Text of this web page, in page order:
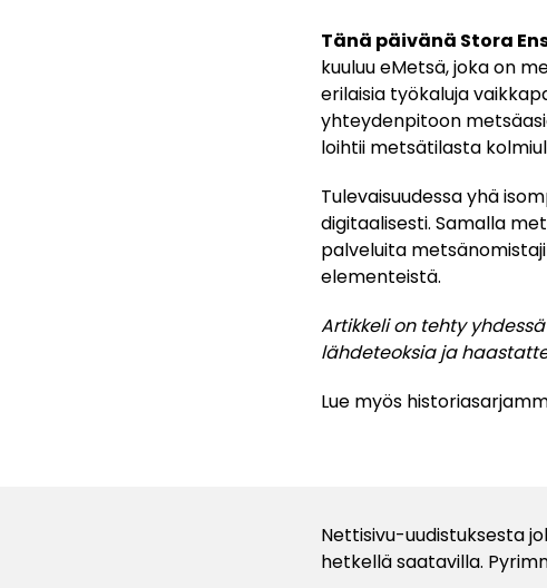
Tänä päivänä Stora
kuuluu eMetsä, joka on
erilaisia työkaluja
yhteydenpitoon
loihtii metsätilasta
Tulevaisuudessa yhä
digitaalisesti. Samalla
palveluita
elementeistä.
Artikkeli on tehty
lähdeteoksia ja
Lue myös
Nettisivu-uudistuksesta
hetkellä saatavilla.